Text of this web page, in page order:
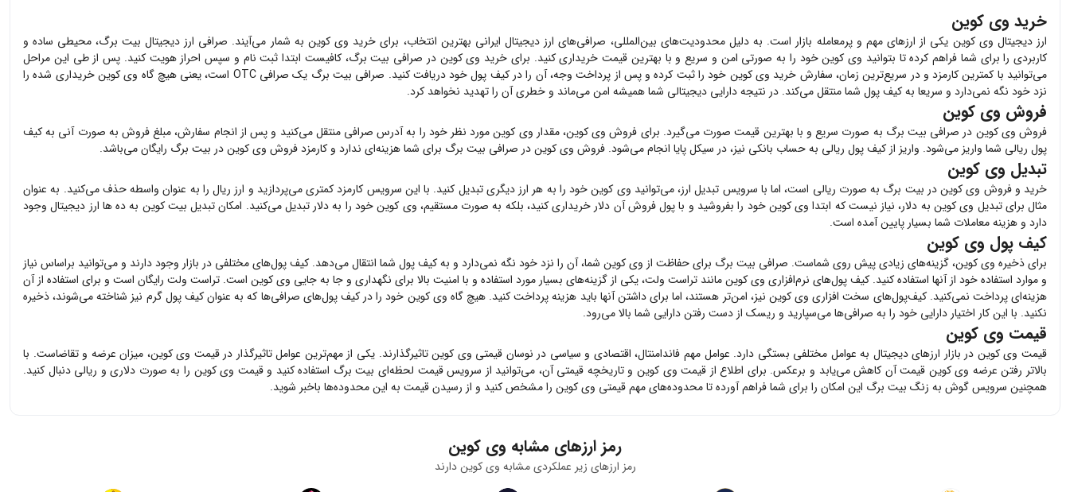
خرید وی کوین
ارز دیجیتال وی کوین یکی از ارزهای مهم و پرمعامله بازار است. به دلیل محدودیت‌های بین‌المللی، صرافی‌های ارز دیجیتال ایرانی بهترین انتخاب، برای خرید وی کوین به شمار می‌آیند. صرافی ارز دیجیتال بیت برگ، محیطی ساده و
کاربردی را برای شما فراهم کرده تا بتوانید وی کوینخود را به صورتی امن و سریع و با بهترین قیمت خریداری کنید. برای خرید وی کوین در صرافی بیت برگ، کافیست ابتدا ثبت نام و سپس احراز هویت کنید. پس از طی این مراحل
می‌توانید با کمترین کارمزد و در سریع‌ترین زمان، سفارش خرید وی کوین خود را ثبت کرده و پس از پرداخت وجه، آن را در کیف پول خود دریافت کنید. صرافی بیت برگ یک صرافی OTC است، یعنی هیچ گاه وی کوینخریداری شده را
نزد خود نگه نمی‌دارد و سریعا به کیف پول شما منتقل می‌کند. در نتیجه دارایی دیجیتالی شما همیشه امن می‌ماند و خطری آن را تهدید نخواهد کرد.
فروش وی کوین
فروش وی کوین در صرافی بیت برگ به صورت سریع و با بهترین قیمت صورت می‌گیرد. برای فروش وی کوین، مقدار وی کوینمورد نظر خود را به آدرس صرافی منتقل می‌کنید و پس از انجام سفارش، مبلغ فروش به صورت آنی به کیف
پول ریالی شما واریز می‌شود. واریز از کیف پول ریالی به حساب بانکی نیز، در سیکل پایا انجام می‌شود. فروش وی کویندر صرافی بیت برگ برای شما هزینه‌ای ندارد و کارمزد فروش وی کویندر بیت برگ رایگان می‌باشد.
تبدیل وی کوین
خرید و فروش وی کویندر بیت برگ به صورت ریالی است، اما با سرویس تبدیل ارز، می‌توانید وی کوینخود را به هر ارز دیگری تبدیل کنید. با این سرویس کارمزد کمتری می‌پردازید و ارز ریال را به عنوان واسطه حذف می‌کنید. به عنوان
مثال برای تبدیل وی کوین به دلار، نیاز نیست که ابتدا وی کوینخود را بفروشید و با پول فروش آن دلار خریداری کنید، بلکه به صورت مستقیم، وی کوینخود را به دلار تبدیل می‌کنید. امکان تبدیل بیت کوین به ده ها ارز دیجیتال وجود
دارد و هزینه معاملات شما بسیار پایین آمده است.
کیف پول وی کوین
برای ذخیره وی کوین، گزینه‌های زیادی پیش روی شماست. صرافی بیت برگ برای حفاظت از وی کوین شما، آن را نزد خود نگه نمی‌دارد و به کیف پول شما انتقال می‌دهد. کیف پول‌های مختلفی در بازار وجود دارند و می‌توانید براساس نیاز
و موارد استفاده خود از آنها استفاده کنید. کیف پول‌های نرم‌افزاری وی کوینمانند تراست ولت، یکی از گزینه‌های بسیار مورد استفاده و با امنیت بالا برای نگهداری و جا به جایی وی کوین است. تراست ولت رایگان است و برای استفاده از آن
هزینه‌ای پرداخت نمی‌کنید. کیف‌پول‌های سخت افزاری وی کوین نیز، امن‌تر هستند، اما برای داشتن آنها باید هزینه پرداخت کنید. هیچ گاه وی کوین خود را در کیف پول‌های صرافی‌ها که به عنوان کیف پول گرم نیز شناخته می‌شوند، ذخیره
نکنید. با این کار اختیار دارایی خود را به صرافی‌ها می‌سپارید و ریسک از دست رفتن دارایی شما بالا می‌رود.
قیمت وی کوین
قیمت وی کوین در بازار ارزهای دیجیتال به عوامل مختلفی بستگی دارد. عوامل مهم فاندامنتال، اقتصادی و سیاسی در نوسان قیمتی وی کوین تاثیرگذارند. یکی از مهم‌ترین عوامل تاثیرگذار در قیمت وی کوین، میزان عرضه و تقاضاست. با
بالاتر رفتن عرضه وی کوین قیمت آن کاهش می‌یابد و برعکس. برای اطلاع از قیمت وی کوینو تاریخچه قیمتی آن، می‌توانید از سرویس قیمت لحظه‌ای بیت برگ استفاده کنید و قیمت وی کوین را به صورت دلاری و ریالی دنبال کنید.
همچنین سرویس گوش به زنگ بیت برگ این امکان را برای شما فراهم آورده تا محدوده‌های مهم قیمتی وی کوین را مشخص کنید و از رسیدن قیمت به این محدوده‌ها باخبر شوید.
رمز ارزهای مشابه وی کوین
رمز ارزهای زیر عملکردی مشابه وی کویندارند